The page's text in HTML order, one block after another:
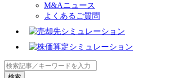
M&Aニュース
よくあるご質問